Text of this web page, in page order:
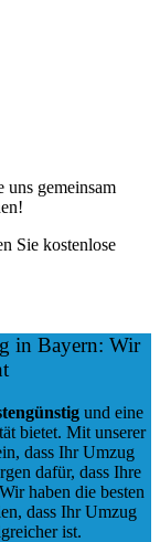
uns gemeinsam
Sie kostenlose
in Bayern: Wir
und eine
bietet. Mit unserer
dass Ihr Umzug
dafür, dass Ihre
haben die besten
dass Ihr Umzug
ist.